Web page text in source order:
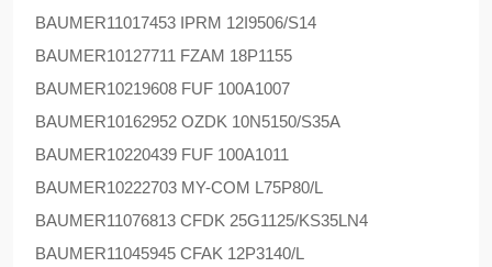
BAUMER11017453 IPRM 12I9506/S14
BAUMER10127711 FZAM 18P1155
BAUMER10219608 FUF 100A1007
BAUMER10162952 OZDK 10N5150/S35A
BAUMER10220439 FUF 100A1011
BAUMER10222703 MY-COM L75P80/L
BAUMER11076813 CFDK 25G1125/KS35LN4
BAUMER11045945 CFAK 12P3140/L